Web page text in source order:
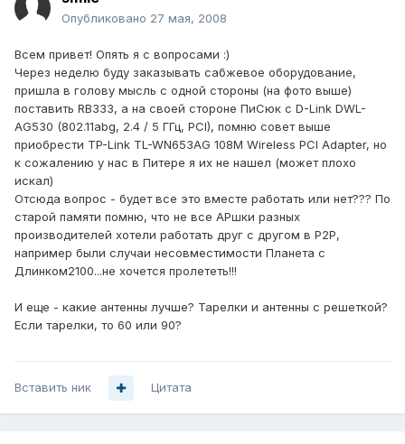
Опубликовано 27 мая, 2008
Всем привет! Опять я с вопросами :)
Через неделю буду заказывать сабжевое оборудование,
пришла в голову мысль с одной стороны (на фото выше)
поставить RB333, а на своей стороне ПиСюк с D-Link DWL-
AG530 (802.11abg, 2.4 / 5 ГГц, PCI), помню совет выше
приобрести TP-Link TL-WN653AG 108M Wireless PCI Adapter, но
к сожалению у нас в Питере я их не нашел (может плохо
искал)
Отсюда вопрос - будет все это вместе работать или нет??? По
старой памяти помню, что не все АРшки разных
производителей хотели работать друг с другом в Р2Р,
например были случаи несовместимости Планета с
Длинком2100...не хочется пролететь!!!
И еще - какие антенны лучше? Тарелки и антенны с решеткой?
Если тарелки, то 60 или 90?
Вставить ник Цитата